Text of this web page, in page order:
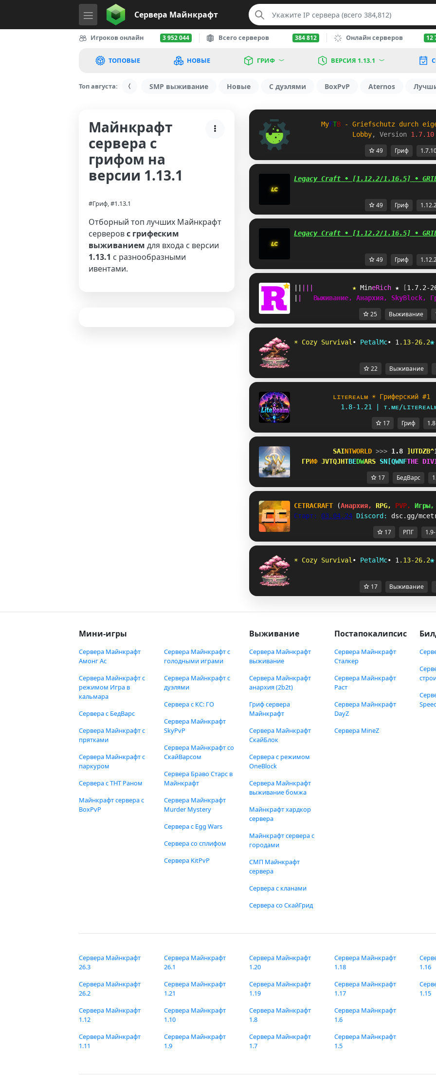
Сервера Майнкрафт
Игроков онлайн 3 952 044 Всего серверов 384 812 Онлайн серверов 12
ТОПОВЫЕ НОВЫЕ ГРИФ ВЕРСИЯ 1.13.1
Топ августа: SMP выживание Новые С дуэлями BoxPvP Aternos
Майнкрафт
сервера с
грифом на
версии 1.13.1
#Гриф, #1.13.1
Отборный топ лучших Майнкрафт
серверовс грифеским
выживанием для входа с версии
1.13.1 с разнообразными
ивентами.
MyFTB - Griefschutz durch
Lobby, Version 1.7.10
49 Гриф
Legacy Craft • [1.12.2/1.16.5] •
49 Гриф
Legacy Craft • [1.12.2/1.16.5] •
49 Гриф
★ Mi neRi ch ★ [1.7.2-
Выживание, Анархия,
25 Выживание
☀ Cozy Survival • PetalMc• 1 . 13-26. 2❀
22 Выживание
ʟɪᴛᴇʀᴇᴀʟᴍ ☀ Гриферский #1
1.8-1.21 | ᴛ.ᴍᴇ/
17 Гриф
SAINTWORLD >>> 1.8 VCM_YUZ
ГРИФ XF]NNPWBEDWARS KIRXEPRTHE DIV
17 БедВарс
CETRACRAFT (Анархия, RPG, PVP, Игры,
Старт: 03.04.24 Discord: dsc.gg/
17 РПГ
☀ Cozy Survival • PetalMc• 1 . 13-26. 2❀
17 Выживание
Мини-игры
Сервера Майнкрафт
Амонг Ас
Сервера Майнкрафт с
режимом Игра в
кальмара
Сервера с БедВарс
Сервера Майнкрафт с
прятками
Сервера Майнкрафт с
паркуром
Сервера с ТНТ Раном
Майнкрафт сервера с
BoxPvP
Сервера Майнкрафт с
голодными играми
Сервера Майнкрафт с
дуэлями
Сервера с КС: ГО
Сервера Майнкрафт
SkyPvP
Сервера Майнкрафт со
СкайВарсом
Сервера Браво Старс в
Майнкрафт
Сервера Майнкрафт
Murder Mystery
Сервера с Egg Wars
Сервера со сплифом
Сервера KitPvP
Выживание
Сервера Майнкрафт
выживание
Сервера Майнкрафт
анархия (2b2t)
Гриф сервера
Майнкрафт
Сервера Майнкрафт
СкайБлок
Сервера с режимом
OneBlock
Сервера Майнкрафт
выживание бомжа
Майнкрафт хардкор
сервера
Майнкрафт сервера с
городами
СМП Майнкрафт
сервера
Сервера с кланами
Сервера со СкайГрид
Постапокалипсис
Сервера Майнкрафт
Сталкер
Сервера Майнкрафт
Раст
Сервера Майнкрафт
DayZ
Сервера MineZ
Сервера Майнкрафт
26.3
Сервера Майнкрафт
26.2
Сервера Майнкрафт
26.1
Сервера Майнкрафт
1.21
Сервера Майнкрафт
1.20
Сервера Майнкрафт
1.19
Сервера Майнкрафт
1.18
Сервера Майнкрафт
1.17
1.16
1.15
Сервера Майнкрафт
1.12
Сервера Майнкрафт
1.11
Сервера Майнкрафт
1.10
Сервера Майнкрафт
1.9
Сервера Майнкрафт
1.8
Сервера Майнкрафт
1.7
Сервера Майнкрафт
1.6
Сервера Майнкрафт
1.5